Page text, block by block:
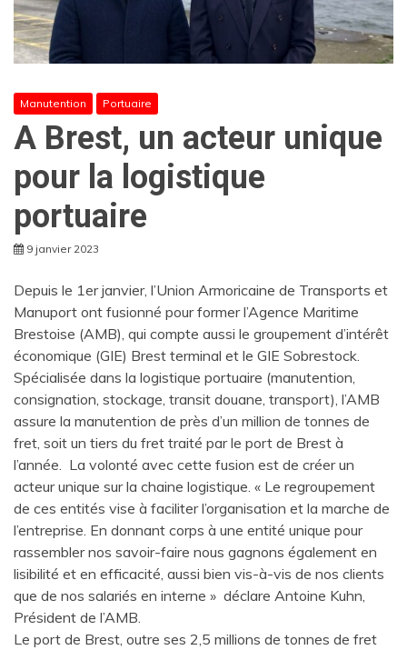
Manutention Portuaire
A Brest, un acteur unique
pour la logistique
portuaire
9 janvier 2023
Depuis le 1er janvier, l’Union Armoricaine de Transports et
Manuport ont fusionné pour former l’Agence Maritime
Brestoise (AMB), qui compte aussi le groupement d’intérêt
économique (GIE) Brest terminal et le GIE Sobrestock.
Spécialisée dans la logistique portuaire (manutention,
consignation, stockage, transit douane, transport), l’AMB
assure la manutention de près d’un million de tonnes de
fret, soit un tiers du fret traité par le port de Brest à
l’année. La volonté avec cette fusion est de créer un
acteur unique sur la chaine logistique. « Le regroupement
de ces entités vise à faciliter l’organisation et la marche de
l’entreprise. En donnant corps à une entité unique pour
rassembler nos savoir-faire nous gagnons également en
lisibilité et en efficacité, aussi bien vis-à-vis de nos clients
que de nos salariés en interne » déclare Antoine Kuhn,
Président de l’AMB.
Le port de Brest, outre ses 2,5 millions de tonnes de fret